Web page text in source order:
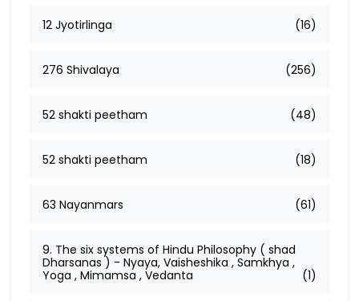
12 Jyotirlinga (16)
276 Shivalaya (256)
52 shakti peetham (48)
52 shakti peetham (18)
63 Nayanmars (61)
9. The six systems of Hindu Philosophy ( shad
Dharsanas ) - Nyaya, Vaisheshika , Samkhya ,
Yoga , Mimamsa , Vedanta
(1)